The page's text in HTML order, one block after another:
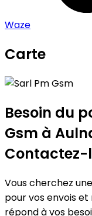
Waze
Carte
+
−
Besoin du
Gsm à
Contactez-
Vous cherchez
pour vos envois
répond à vos